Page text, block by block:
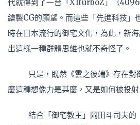
代就得到了一台「X1turboZ」（
繪製CG的願望。而這些「先進科技」
時在日本流行的御宅文化，為此，新
出這樣一種群體思維也就不奇怪了。
只是，既然《雲之彼端》存在
麼這種想像力是甚麼，又是如何被投
結合「御宅教主」岡田斗司夫的